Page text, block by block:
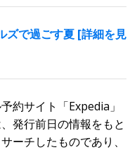
ズで過ごす夏 [詳細を見
約サイト「Expedia」
発行前日の情報をもと
ーチしたものであり、